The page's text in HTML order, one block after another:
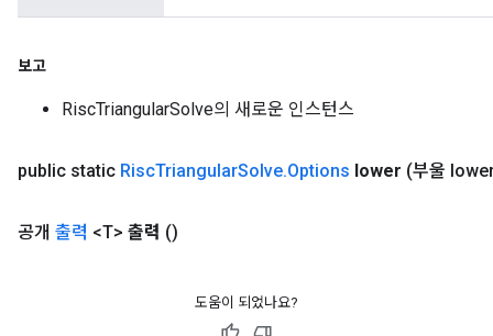
보고
RiscTriangularSolve의 새로운 인스턴스
public static RiscTriangularSolve.Options lower (부울
공개 출력 <T> 출력 ()
도움이 되었나요?